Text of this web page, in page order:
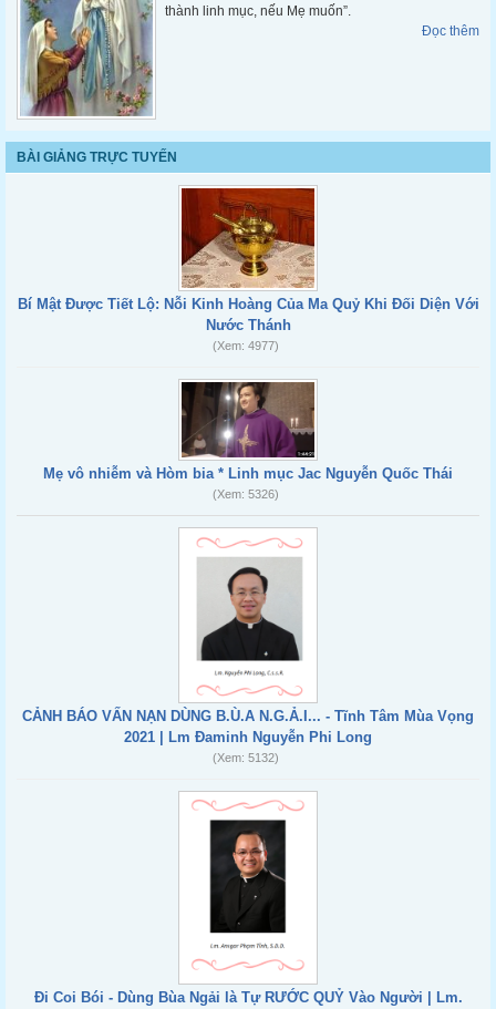
thành linh mục, nếu Mẹ muốn”.
Đọc thêm
BÀI GIẢNG TRỰC TUYẾN
Bí Mật Được Tiết Lộ: Nỗi Kinh Hoàng Của Ma Quỷ Khi Đối Diện Với
Nước Thánh
(Xem: 4977)
Mẹ vô nhiễm và Hòm bia * Linh mục Jac Nguyễn Quốc Thái
(Xem: 5326)
CẢNH BÁO VẤN NẠN DÙNG B.Ù.A N.G.Ả.I... - Tĩnh Tâm Mùa Vọng
2021 | Lm Đaminh Nguyễn Phi Long
(Xem: 5132)
Đi Coi Bói - Dùng Bùa Ngải là Tự RƯỚC QUỶ Vào Người | Lm.